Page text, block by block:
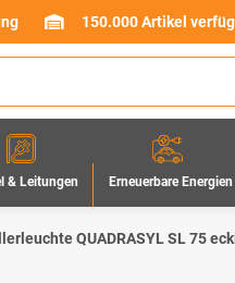
150.000 Artikel
& Leitungen Erneuerbare Energien
QUADRASYL SL 75